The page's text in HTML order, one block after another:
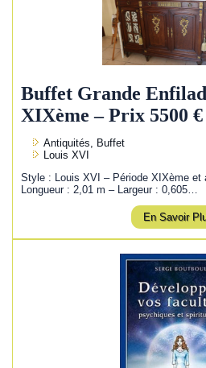
Buffet Grande
XIXème – Prix 5500 €
Antiquités, Buffet
Louis XVI
Style : Louis XVI – Période XIXème et
Longueur : 2,01 m – Largeur : 0,605…
En Savoir